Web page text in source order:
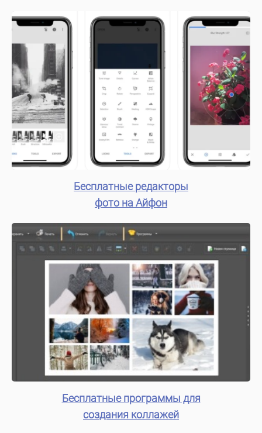
Бесплатные редакторы
фото на Айфон
Бесплатные программы для
создания коллажей